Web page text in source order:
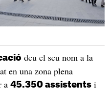
deu el seu nom a la
en una zona plena
a 45.350 assistentsi